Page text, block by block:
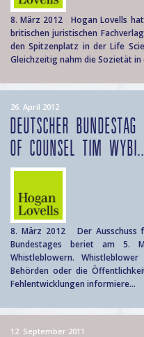
8. März 2012 Hogan Lovells
britischen juristischen
den Spitzenplatz in der Life
Gleichzeitig nahm die Sozietät in
26. April 2012
DEUTSCHER
OF COUNSEL TIM
8. März 2012 Der Ausschuss
Bundestages beriet am 5.
Whistleblowern.
Behörden oder die
Fehlentwicklungen informiere...
12. September 2011